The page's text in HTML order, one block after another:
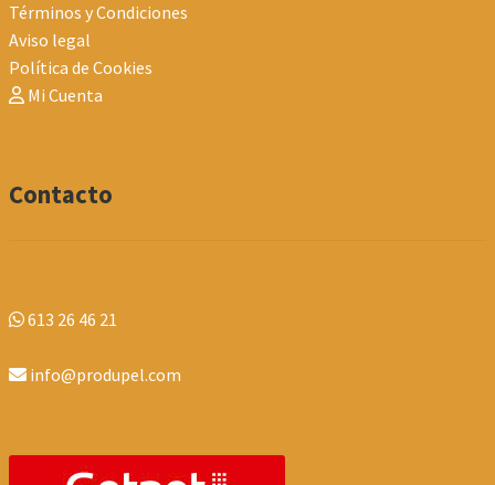
Términos y Condiciones
Aviso legal
Política de Cookies
Mi Cuenta
Contacto
613 26 46 21
info@produpel.com